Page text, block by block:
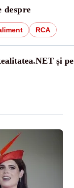
despre
RCA
și pe